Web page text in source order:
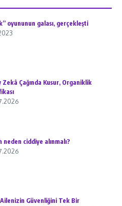
oyununun galası, gerçekleşti
Zekâ Çağında Kusur, Organiklik
neden ciddiye alınmalı?
Güvenliğini Tek Bir